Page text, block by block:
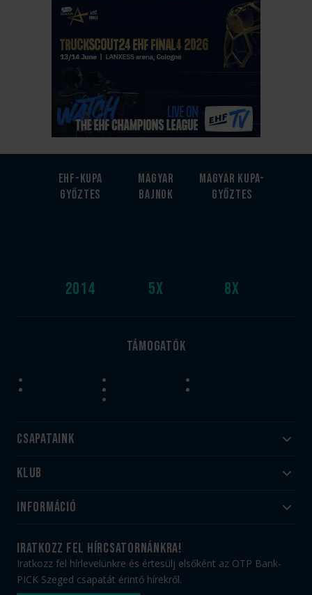
EHF-Kupa
győztes
2014
Magyar
bajnok
5x
Magyar kupa-
győztes
8x
Támogatók
Csapataink
Felnőtt
Utánpótlás
Klub
#HandballFamily
Munkatársaink
PICK Aréna
Sajtóakkreditáció
Információ
Jegy- és bérletvásárlás
Webshop
iratkozz fel hírcsatornánkra!
Iratkozz fel hírlevelünkre és értesülj elsőként az OTP Bank-
PICK Szeged csapatát érintő hírekről.